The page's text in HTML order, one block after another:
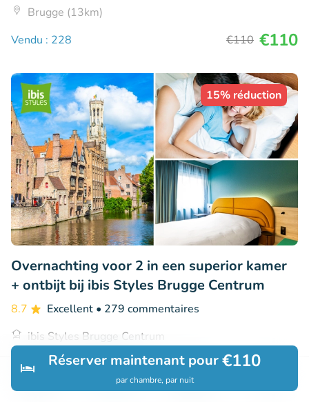
Rechercher Réservations
Réserver maintenant pour€110
par chambre, par nuit
Brugge (13km)
Vendu : 228
€110 €110
15% réduction
Overnachting voor 2 in een superior kamer
+ ontbijt bij ibis Styles Brugge Centrum
8.7 Excellent • 279 commentaires
ibis Styles Brugge Centrum
Brugge (14km)
€139